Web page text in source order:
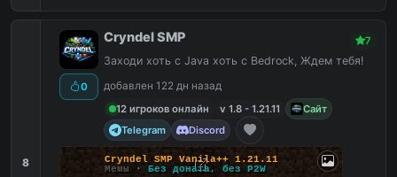
8
0
Cryndel SMP 7
Заходи хоть с Java хоть с Bedrock, Ждем тебя!
добавлен 122 дн назад
12 игроков онлайн
v 1.8 - 1.21.11
Сайт
Telegram
Discord
Cryndel SMP Vanila++ 1.21.11
Мемы
· Без доната, без P2W